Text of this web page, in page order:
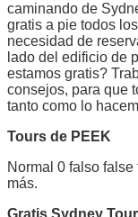
caminando de
gratis a pie todos
necesidad de
lado del edificio de
estamos gratis?
consejos, para que
tanto como lo
Tours de PEEK
Normal 0 falso
más.
Gratis Sydney